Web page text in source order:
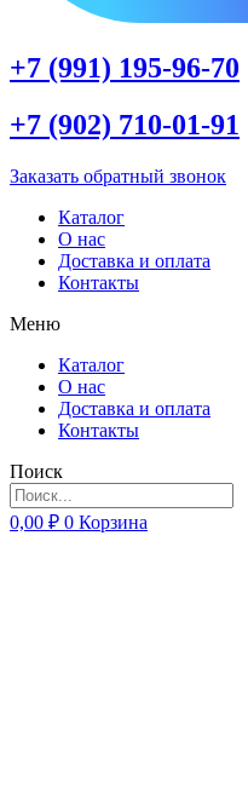
+7 (991) 195-96-70
+7 (902) 710-01-91
Заказать обратный звонок
Каталог
О нас
Доставка и оплата
Контакты
Меню
Каталог
О нас
Доставка и оплата
Контакты
Поиск
0,00 ₽ 0 Корзина